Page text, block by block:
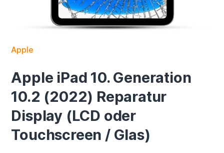
Apple
Apple iPad 10. Generation
10.2 (2022) Reparatur
Display (LCD oder
Touchscreen / Glas)